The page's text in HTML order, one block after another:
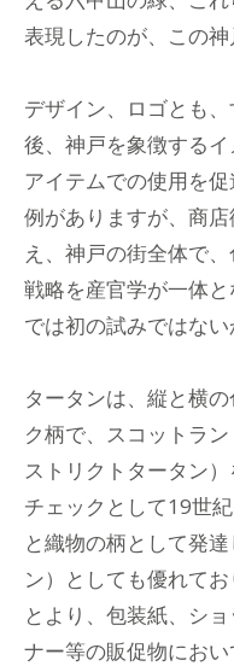
表現したのが、この神
デザイン、ロゴとも
後、神戸を象徴する
アイテムでの使用を
例がありますが、商
え、神戸の街全体で
戦略を産官学が一体
では初の試みではない
タータンは、縦と横
ク柄で、スコットラ
ストリクトタータン
チェックとして19世
と織物の柄として発
ン）としても優れて
とより、包装紙、シ
ナー等の販促物にお